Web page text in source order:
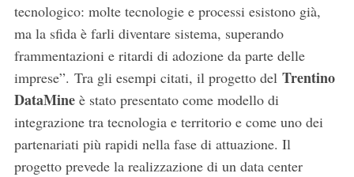
tecnologico: molte tecnologie e processi esistono già,
ma la sfida è farli diventare sistema, superando
frammentazioni e ritardi di adozione da parte delle
imprese”. Tra gli esempi citati, il progetto delTrentino
DataMineè stato presentato come modello di
integrazione tra tecnologia e territorio e come uno dei
partenariati più rapidi nella fase di attuazione. Il
progetto prevede la realizzazione di un data center